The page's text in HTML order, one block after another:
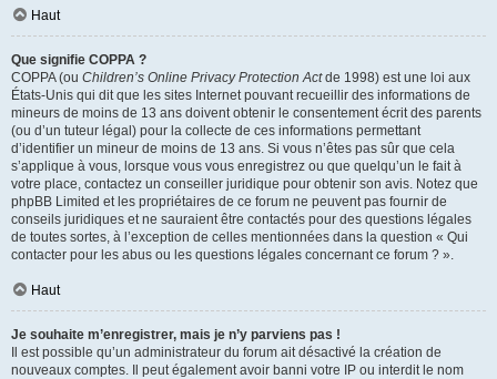
Haut
Que signifie COPPA ?
COPPA (ou Children’s Online Privacy Protection Actde 1998) est une loi aux
États-Unis qui dit que les sites Internet pouvant recueillir des informations de
mineurs de moins de 13 ans doivent obtenir le consentement écrit des parents
(ou d’un tuteur légal) pour la collecte de ces informations permettant
d’identifier un mineur de moins de 13 ans. Si vous n’êtes pas sûr que cela
s’applique à vous, lorsque vous vous enregistrez ou que quelqu’un le fait à
votre place, contactez un conseiller juridique pour obtenir son avis. Notez que
phpBB Limited et les propriétaires de ce forum ne peuvent pas fournir de
conseils juridiques et ne sauraient être contactés pour des questions légales
de toutes sortes, à l’exception de celles mentionnées dans la question « Qui
contacter pour les abus ou les questions légales concernant ce forum ? ».
Haut
Je souhaite m’enregistrer, mais je n’y parviens pas !
Il est possible qu’un administrateur du forum ait désactivé la création de
nouveaux comptes. Il peut également avoir banni votre IP ou interdit le nom